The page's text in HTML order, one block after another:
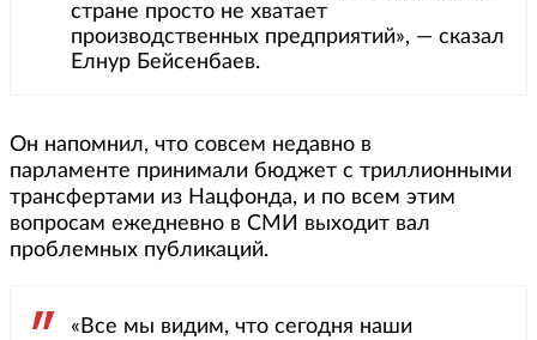
стране просто не хватает
производственных предприятий», — сказал
Елнур Бейсенбаев.
Он напомнил, что совсем недавно в
парламенте принимали бюджет с триллионными
трансфертами из Нацфонда, и по всем этим
вопросам ежедневно в СМИ выходит вал
проблемных публикаций.
«Все мы видим, что сегодня наши